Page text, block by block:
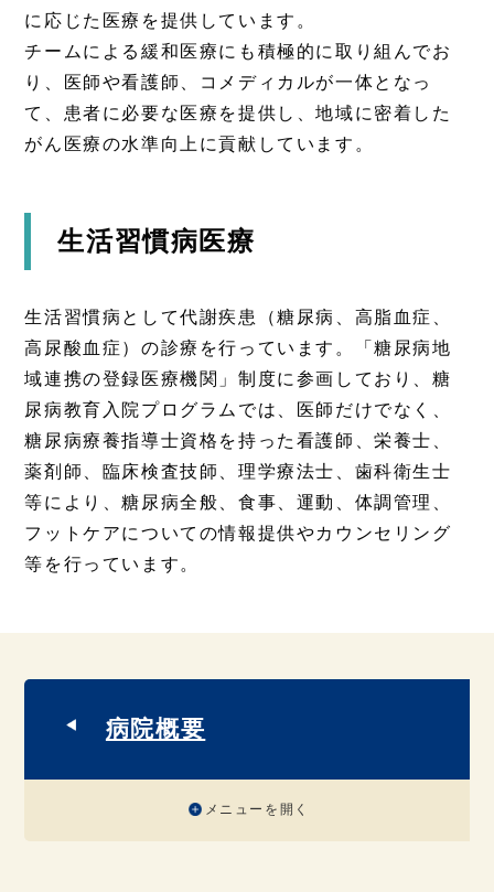
に応じた医療を提供しています。
チームによる緩和医療にも積極的に取り組んでお
り、医師や看護師、コメディカルが一体となっ
て、患者に必要な医療を提供し、地域に密着した
がん医療の水準向上に貢献しています。
生活習慣病医療
生活習慣病として代謝疾患（糖尿病、高脂血症、
高尿酸血症）の診療を行っています。「糖尿病地
域連携の登録医療機関」制度に参画しており、糖
尿病教育入院プログラムでは、医師だけでなく、
糖尿病療養指導士資格を持った看護師、栄養士、
薬剤師、臨床検査技師、理学療法士、歯科衛生士
等により、糖尿病全般、食事、運動、体調管理、
フットケアについての情報提供やカウンセリング
等を行っています。
病院概要
メニューを開く